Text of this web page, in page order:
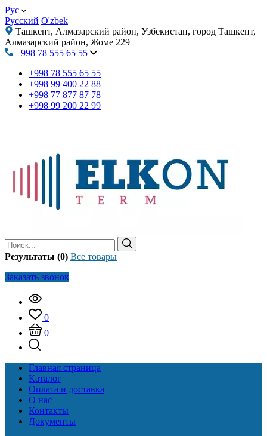
Рус
Русский O'zbek
Ташкент, Алмазарский район, Узбекистан, город Ташкент,
Алмазарский район, Жоме 229
+998 78 555 65 55
+998 78 555 65 55
+998 99 400 22 88
+998 77 877 87 78
+998 99 200 22 99
Результаты (0) Все товары
Заказать звонок
0
0
Главная страница
Каталог
Оплата и доставка
О нас
Контакты
Документы